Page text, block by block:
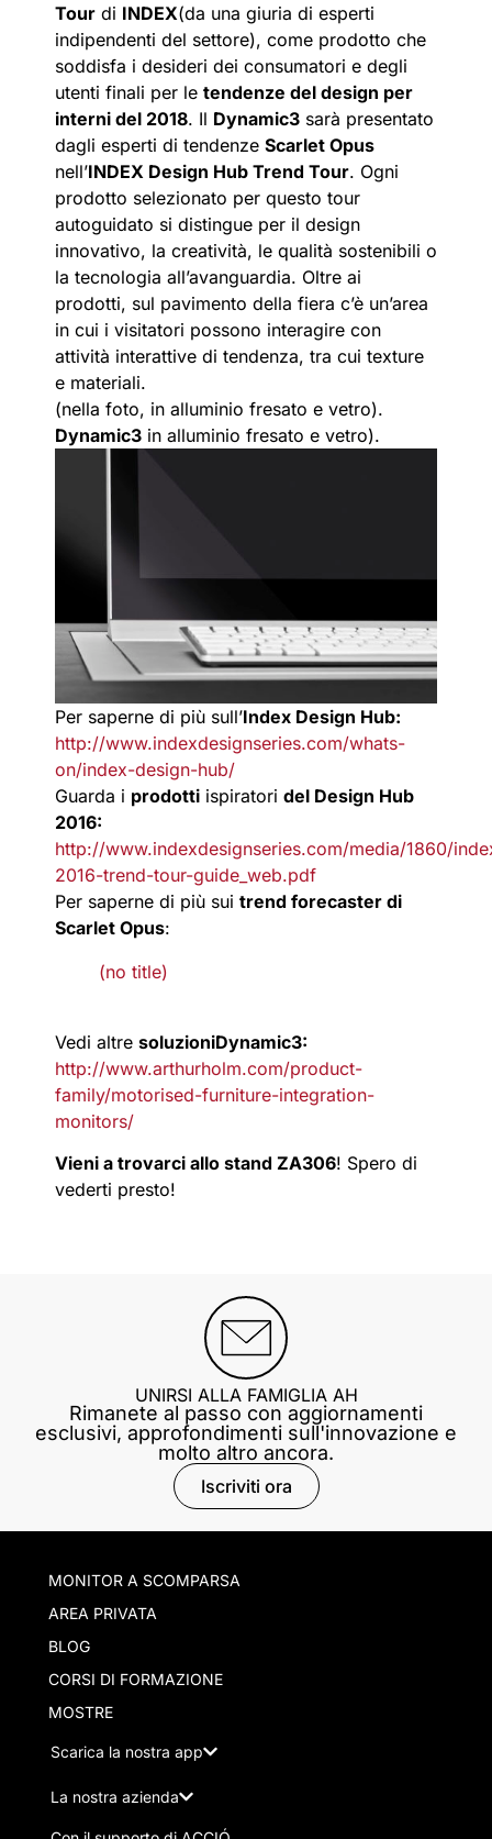
Tour di INDEX(da una giuria di esperti
indipendenti del settore), come prodotto che
soddisfa i desideri dei consumatori e degli
utenti finali per le tendenze del design per
interni del 2018. Il Dynamic3 sarà presentato
dagli esperti di tendenze Scarlet Opus
nell’INDEX Design Hub Trend Tour. Ogni
prodotto selezionato per questo tour
autoguidato si distingue per il design
innovativo, la creatività, le qualità sostenibili o
la tecnologia all’avanguardia. Oltre ai
prodotti, sul pavimento della fiera c’è un’area
in cui i visitatori possono interagire con
attività interattive di tendenza, tra cui texture
e materiali.
(nella foto, in alluminio fresato e vetro).
Dynamic3 in alluminio fresato e vetro).
Per saperne di più sull’Index Design Hub:
http://www.indexdesignseries.com/whats-
on/index-design-hub/
Guarda i prodotti ispiratori del Design Hub
2016:
http://www.indexdesignseries.com/media/1860/
2016-trend-tour-guide_web.pdf
Per saperne di più sui trend forecaster di
Scarlet Opus:
(no title)
Vedi altre soluzioniDynamic3:
http://www.arthurholm.com/product-
family/motorised-furniture-integration-
monitors/
Vieni a trovarci allo stand ZA306! Spero di
vederti presto!
UNIRSI ALLA FAMIGLIA AH
Rimanete al passo con aggiornamenti
esclusivi, approfondimenti sull'innovazione e
molto altro ancora.
Iscriviti ora
MONITOR A SCOMPARSA
AREA PRIVATA
BLOG
CORSI DI FORMAZIONE
MOSTRE
Scarica la nostra app
La nostra azienda